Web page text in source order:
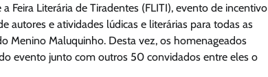
Feira Literária de Tiradentes (FLITI), evento de incentivo
autores e atividades lúdicas e literárias para todas as
Menino Maluquinho. Desta vez, os homenageados
evento junto com outros 50 convidados entre eles o